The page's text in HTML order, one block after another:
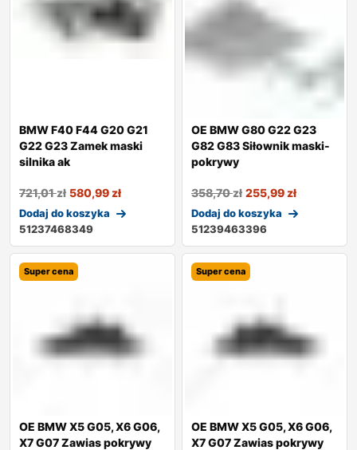
BMW F40 F44 G20 G21
G22 G23 Zamek maski
silnika ak
721,01zł 580,99zł
Dodaj do koszyka
51237468349
OE BMW G80 G22 G23
G82 G83 Siłownik maski-
pokrywy
358,70zł 255,99zł
Dodaj do koszyka
51239463396
Super cena
OE BMW X5 G05, X6 G06,
X7 G07 Zawias pokrywy
Super cena
OE BMW X5 G05, X6 G06,
X7 G07 Zawias pokrywy